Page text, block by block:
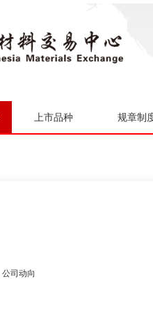
上市品种 规章制
公司动向